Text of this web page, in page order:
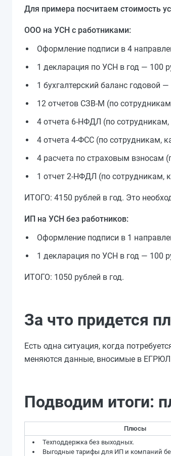
Для примера посчитаем стоимость
ООО на УСН с работниками:
Оформление подписи в 4
1 декларация по УСН в год — 100
1 бухгалтерский баланс годовой
12 отчетов СЗВ-М (по
4 отчета 6-НФДЛ (по
4 отчета 4-ФСС (по сотрудникам,
4 расчета по страховым взносам
1 отчет 2-НФДЛ (по сотрудникам,
ИТОГО: 4150 рублей в год. Это
ИП на УСН без работников:
Оформление подписи в 1
1 декларация по УСН в год — 100
ИТОГО: 1050 рублей в год.
За что придется
Есть одна ситуация, когда
меняются данные, вносимые в ЕГРЮЛ
Подводим итоги:
Плюсы
Техподдержка без выходных.
Выгодные тарифы для ИП и компаний